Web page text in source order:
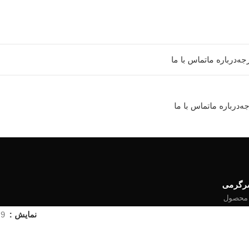
درباره ماتماس با ما
درباره ماتماس با ما
نمایش 9